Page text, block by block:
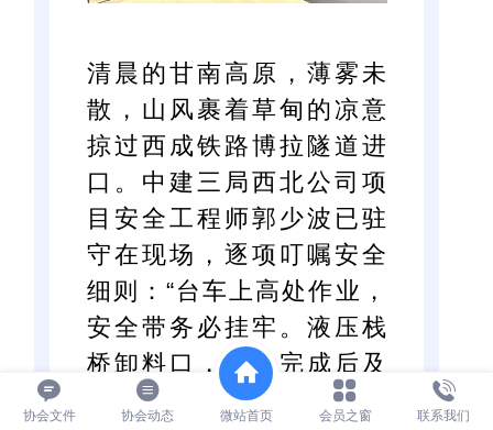
清晨的甘南高原，薄雾未
散，山风裹着草甸的凉意
掠过西成铁路博拉隧道进
口。中建三局西北公司项
目安全工程师郭少波已驻
守在现场，逐项叮嘱安全
细则：“台车上高处作业，
安全带务必挂牢。液压栈
桥卸料口，作业完成后及
时覆盖。爆破后通风时间
协会文件 协会动态 微站首页 会员之窗 联系我们